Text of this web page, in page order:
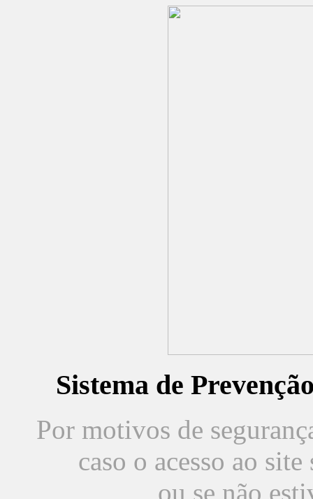
Sistema de
Por motivos de
caso o acesso ao
ou se não